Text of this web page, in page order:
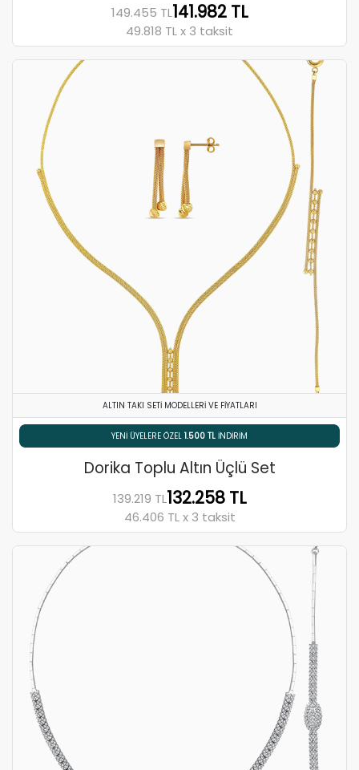
149.455 TL141.982 TL
49.818 TL x 3 taksit
ALTIN TAKI SETI MODELLERI VE FIYATLARI
% 5 HAVALE / EFT İNDIRIMI
Dorika Toplu Altın Üçlü Set
139.219 TL132.258 TL
46.406 TL x 3 taksit